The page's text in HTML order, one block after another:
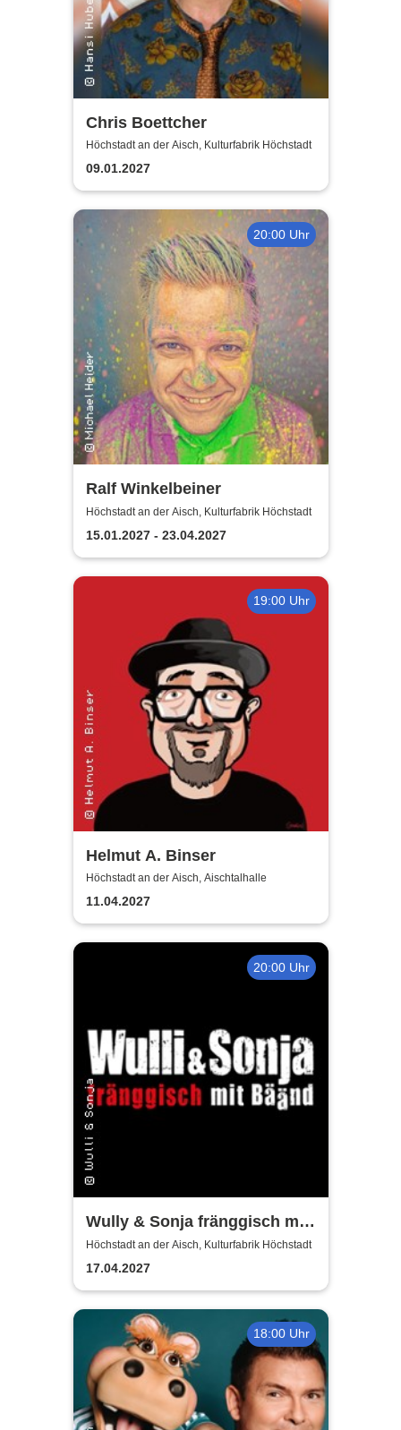
Chris Boettcher
Höchstadt an der Aisch, Kulturfabrik Höchstadt
09.01.2027
20:00 Uhr
Ralf Winkelbeiner
Höchstadt an der Aisch, Kulturfabrik Höchstadt
15.01.2027 - 23.04.2027
19:00 Uhr
Helmut A. Binser
Höchstadt an der Aisch, Aischtalhalle
11.04.2027
20:00 Uhr
Wully & Sonja fränggisch mit
Bäänd
Höchstadt an der Aisch, Kulturfabrik Höchstadt
17.04.2027
18:00 Uhr